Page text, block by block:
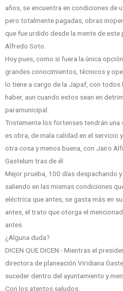
años, se encuentra en condiciones de
pero totalmente pagadas, obras
que fue urdido desde la mente de
Alfredo Soto.
Hoy pues, como si fuera la única
grandes conocimientos, técnicos y
lo tiene a cargo de la Japaf, con
haber, aun cuando estos sean en
paramunicipal.
Tristemente los fortenses tendrán una
es obra, de mala calidad en el servicio
otra cosa y menos buena, con Jairo
Gastelum tras de él.
Mejor prueba, 100 días despachando
saliendo en las mismas condiciones
eléctrica que antes, se gasta más en
antes, el trato que otorga el
antes.
¿Alguna duda?
DICEN QUE DICEN.- Mientras el
directora de planeación Viridiana
suceder dentro del ayuntamiento y
Con los atentos saludos.